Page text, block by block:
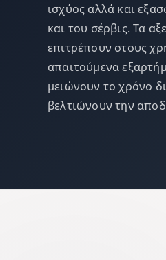
ισχύος αλλά και
και του σέρβις. Τα
επιτρέπουν στους
απαιτούμενα
μειώνουν το χρόνο
βελτιώνουν την